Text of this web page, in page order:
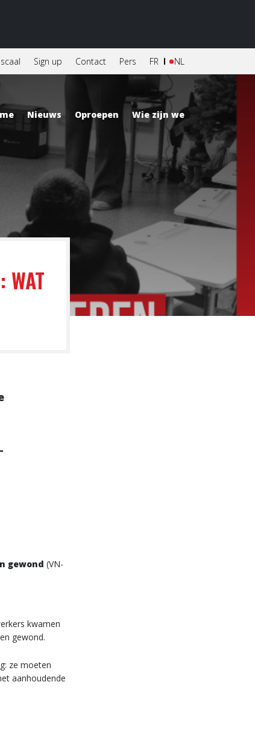
Sign up Contact Pers NL
FR
Nieuws Oproepen Wie zijn we
WAT
gewond (VN-
kwamen
gewond.
ze moeten
aanhoudende